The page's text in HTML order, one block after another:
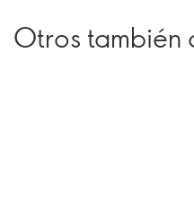
Otros también